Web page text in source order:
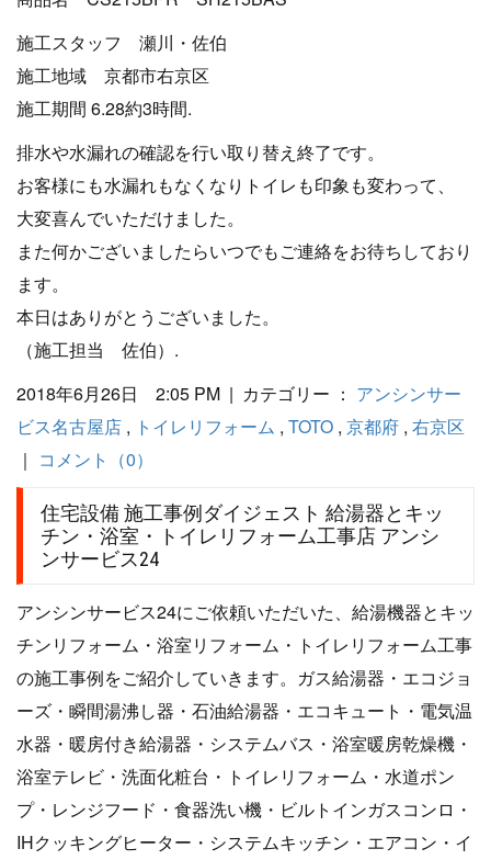
施工スタッフ 瀬川・佐伯
施工地域 京都市右京区
施工期間 6.28約3時間.
排水や水漏れの確認を行い取り替え終了です。
お客様にも水漏れもなくなりトイレも印象も変わって、
大変喜んでいただけました。
また何かございましたらいつでもご連絡をお待ちしており
ます。
本日はありがとうございました。
（施工担当 佐伯）.
2018年6月26日 2:05 PM | カテゴリー ： アンシンサー
ビス名古屋店 , トイレリフォーム , TOTO , 京都府 , 右京区
｜ コメント（0）
住宅設備 施工事例ダイジェスト 給湯器とキッ
チン・浴室・トイレリフォーム工事店 アンシ
ンサービス24
アンシンサービス24にご依頼いただいた、給湯機器とキッ
チンリフォーム・浴室リフォーム・トイレリフォーム工事
の施工事例をご紹介していきます。ガス給湯器・エコジョ
ーズ・瞬間湯沸し器・石油給湯器・エコキュート・電気温
水器・暖房付き給湯器・システムバス・浴室暖房乾燥機・
浴室テレビ・洗面化粧台・トイレリフォーム・水道ポン
プ・レンジフード・食器洗い機・ビルトインガスコンロ・
IHクッキングヒーター・システムキッチン・エアコン・イ